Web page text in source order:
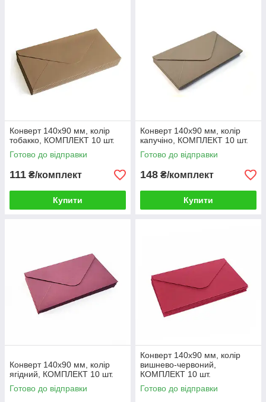
Конверт 140x90 мм, колір
тобакко, КОМПЛЕКТ 10 шт.
Готово до відправки
111 ₴/комплект
Купити
Конверт 140x90 мм, колір
капучіно, КОМПЛЕКТ 10 шт.
Готово до відправки
148 ₴/комплект
Купити
Конверт 140x90 мм, колір
ягідний, КОМПЛЕКТ 10 шт.
Готово до відправки
Конверт 140x90 мм, колір
вишнево-червоний,
КОМПЛЕКТ 10 шт.
Готово до відправки